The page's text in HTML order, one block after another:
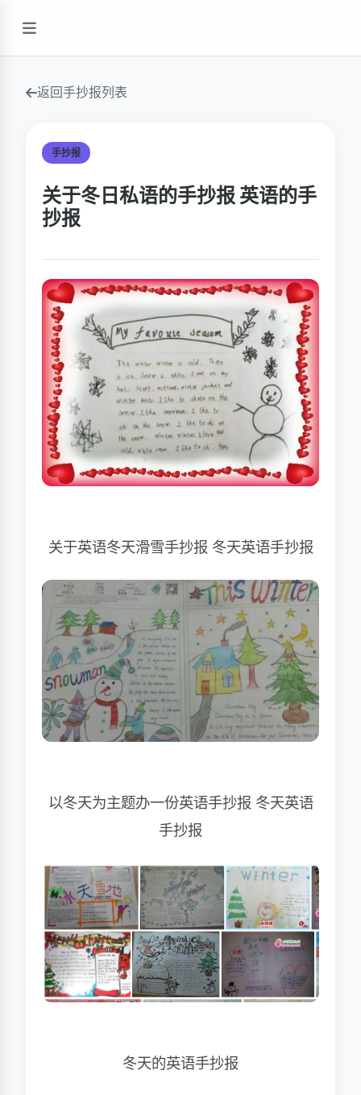
返回手抄报列表
手抄报
关于冬日私语的手抄报 英语的手
抄报
关于英语冬天滑雪手抄报 冬天英语手抄报
以冬天为主题办一份英语手抄报 冬天英语
手抄报
冬天的英语手抄报